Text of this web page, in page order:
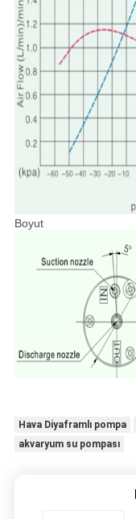
Boyut
Hava Diyaframlı pompa
akvaryum su pompası